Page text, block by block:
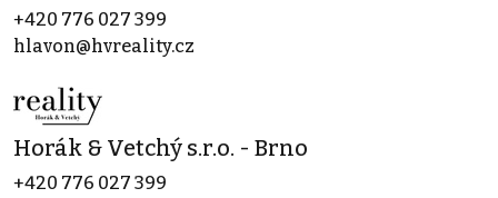
+420 776 027 399
hlavon@hvreality.cz
Horák & Vetchý s.r.o. - Brno
+420 776 027 399